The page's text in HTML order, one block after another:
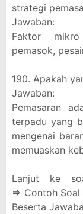
strategi
Jawaban:
Faktor mikro
pemasok,
190. Apakah
Jawaban:
Pemasaran
terpadu yang
mengenai
memuaskan
Lanjut ke
=> Contoh
Beserta